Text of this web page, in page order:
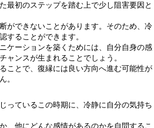
最初のステップを踏む上で少し阻害要因と
ができないことがあります。そのため、冷
することができます。
ケーションを築くためには、自分自身の感
ンスが生まれることでしょう。
ことで、復縁には良い方向へ進む可能性が
。
っているこの時期に、冷静に自分の気持ち
、他にどんな感情があるのかを自問するこ